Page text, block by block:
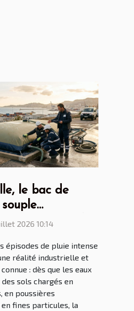
le bac de
la gestion des
2026 10:14
épisodes de pluie intense
réalité industrielle et
: dès que les eaux
sols chargés en
en poussières
fines particules, la